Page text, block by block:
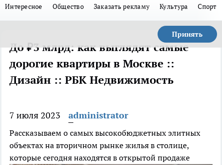
Интересное Общество Заказать рекламу Культура Спорт
Принять
До ₽3 млрд: как выглядят самые
дорогие квартиры в Москве ::
Дизайн :: РБК Недвижимость
7 июля 2023 administrator
Рассказываем о самых высокобюджетных элитных
объектах на вторичном рынке жилья в столице,
которые сегодня находятся в открытой продаже